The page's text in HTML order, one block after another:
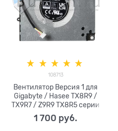
108713
Вентилятор Версия 1 для
Gigabyte / Hasee TX8R9 /
TX9R7 / Z9R9 TX8R5 серии
FCN DFSCL12E06486S FQK3
DC12V 1A (4pin)
1 700 руб.